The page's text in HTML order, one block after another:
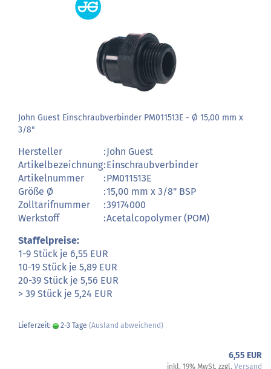
John Guest Einschraubverbinder PM011513E - Ø 15,00 mm x
3/8"
Hersteller :John Guest
Artikelbezeichnung:Einschraubverbinder
Artikelnummer
:PM011513E
Größe Ø
:15,00 mm x 3/8" BSP
Zolltarifnummer
:39174000
Werkstoff
:Acetalcopolymer (POM)
Staffelpreise:
1-9 Stück je 6,55 EUR
10-19 Stück je 5,89 EUR
20-39 Stück je 5,56 EUR
> 39 Stück je 5,24 EUR
Lieferzeit: 2-3 Tage (Ausland abweichend)
6,55 EUR
inkl. 19% MwSt. zzgl. Versand